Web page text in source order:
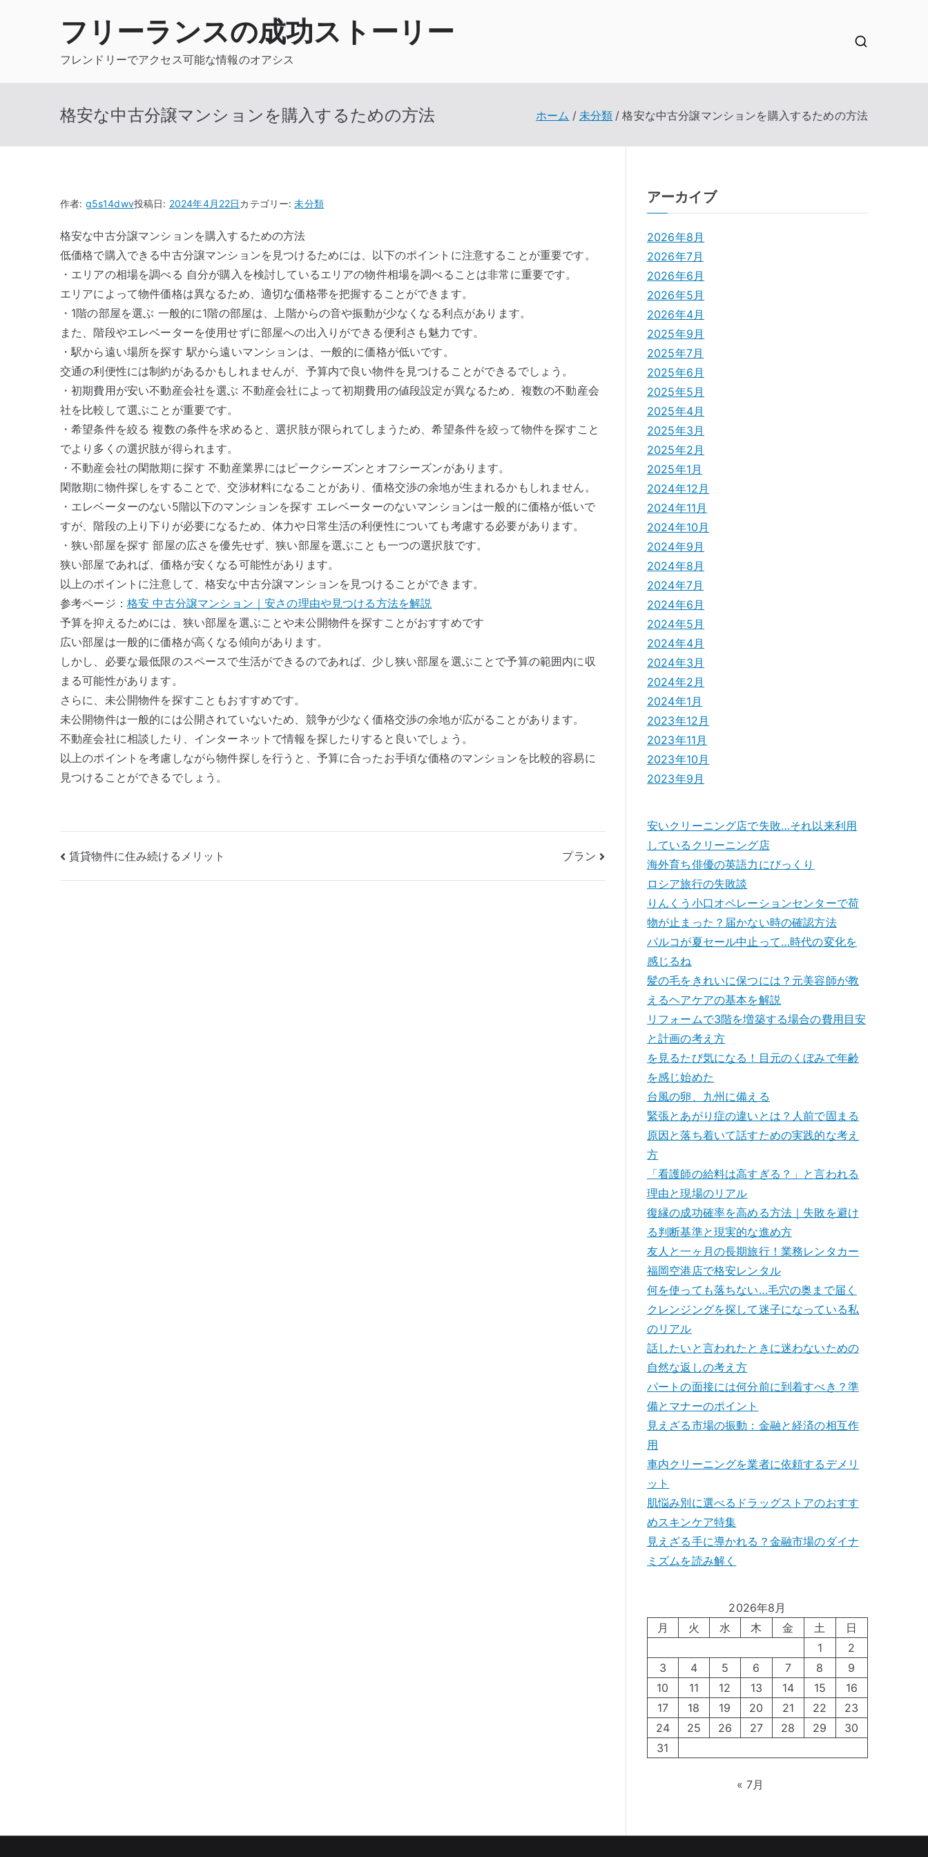
フリーランスの成功ストーリー
フレンドリーでアクセス可能な情報のオアシス
格安な中古分譲マンションを購入するための方法 ホーム 未分類 格安な中古分譲マンションを購入するための方法
作者: g5s14dwv投稿日: 2024年4月22日カテゴリー:未分類
格安な中古分譲マンションを購入するための方法
低価格で購入できる中古分譲マンションを見つけるためには、以下のポイントに注意することが重要です。
・エリアの相場を調べる 自分が購入を検討しているエリアの物件相場を調べることは非常に重要です。
エリアによって物件価格は異なるため、適切な価格帯を把握することができます。
・1階の部屋を選ぶ 一般的に1階の部屋は、上階からの音や振動が少なくなる利点があります。
また、階段やエレベーターを使用せずに部屋への出入りができる便利さも魅力です。
・駅から遠い場所を探す 駅から遠いマンションは、一般的に価格が低いです。
交通の利便性には制約があるかもしれませんが、予算内で良い物件を見つけることができるでしょう。
・初期費用が安い不動産会社を選ぶ 不動産会社によって初期費用の値段設定が異なるため、複数の不動産会
社を比較して選ぶことが重要です。
・希望条件を絞る 複数の条件を求めると、選択肢が限られてしまうため、希望条件を絞って物件を探すこと
でより多くの選択肢が得られます。
・不動産会社の閑散期に探す 不動産業界にはピークシーズンとオフシーズンがあります。
閑散期に物件探しをすることで、交渉材料になることがあり、価格交渉の余地が生まれるかもしれません。
・エレベーターのない5階以下のマンションを探す エレベーターのないマンションは一般的に価格が低いで
すが、階段の上り下りが必要になるため、体力や日常生活の利便性についても考慮する必要があります。
・狭い部屋を探す 部屋の広さを優先せず、狭い部屋を選ぶことも一つの選択肢です。
狭い部屋であれば、価格が安くなる可能性があります。
以上のポイントに注意して、格安な中古分譲マンションを見つけることができます。
参考ページ： 格安 中古分譲マンション｜安さの理由や見つける方法を解説
予算を抑えるためには、狭い部屋を選ぶことや未公開物件を探すことがおすすめです
広い部屋は一般的に価格が高くなる傾向があります。
しかし、必要な最低限のスペースで生活ができるのであれば、少し狭い部屋を選ぶことで予算の範囲内に収
まる可能性があります。
さらに、未公開物件を探すこともおすすめです。
未公開物件は一般的には公開されていないため、競争が少なく価格交渉の余地が広がることがあります。
不動産会社に相談したり、インターネットで情報を探したりすると良いでしょう。
以上のポイントを考慮しながら物件探しを行うと、予算に合ったお手頃な価格のマンションを比較的容易に
見つけることができるでしょう。
投
稿
賃貸物件に住み続けるメリット プラン
アーカイブ
2026年8月
2026年7月
2026年6月
2026年5月
2026年4月
2025年9月
2025年7月
2025年6月
2025年5月
2025年4月
2025年3月
2025年2月
2025年1月
2024年12月
2024年11月
2024年10月
2024年9月
2024年8月
2024年7月
2024年6月
2024年5月
2024年4月
2024年3月
2024年2月
2024年1月
2023年12月
2023年11月
2023年10月
2023年9月
安いクリーニング店で失敗…それ以来利用
しているクリーニング店
海外育ち俳優の英語力にびっくり
ロシア旅行の失敗談
りんくう小口オペレーションセンターで荷
物が止まった？届かない時の確認方法
パルコが夏セール中止って…時代の変化を
感じるね
髪の毛をきれいに保つには？元美容師が教
えるヘアケアの基本を解説
リフォームで3階を増築する場合の費用目安
と計画の考え方
を見るたび気になる！目元のくぼみで年齢
を感じ始めた
台風の卵、九州に備える
緊張とあがり症の違いとは？人前で固まる
原因と落ち着いて話すための実践的な考え
方
「看護師の給料は高すぎる？」と言われる
理由と現場のリアル
復縁の成功確率を高める方法｜失敗を避け
る判断基準と現実的な進め方
友人と一ヶ月の長期旅行！業務レンタカー
福岡空港店で格安レンタル
何を使っても落ちない…毛穴の奥まで届く
クレンジングを探して迷子になっている私
のリアル
話したいと言われたときに迷わないための
自然な返しの考え方
パートの面接には何分前に到着すべき？準
備とマナーのポイント
見えざる市場の振動：金融と経済の相互作
用
車内クリーニングを業者に依頼するデメリ
ット
肌悩み別に選べるドラッグストアのおすす
めスキンケア特集
見えざる手に導かれる？金融市場のダイナ
ミズムを読み解く
2026年8月
月
火 水 木 金 土
日
1
2
3
4 5 6 7 8
9
10
11 12 13 14 15
16
17
18 19 20 21 22
23
24
25 26 27 28 29
30
31
« 7月